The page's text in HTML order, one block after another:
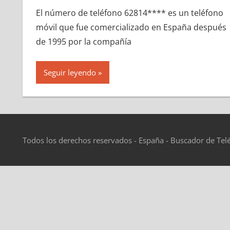
El número dе teléfono 62814**** es un teléfono
móvil quе fue comercializado en España después
dе 1995 pοr la compañía
Seguir leyendo
Todos los derechos reservados - España - Buscador de